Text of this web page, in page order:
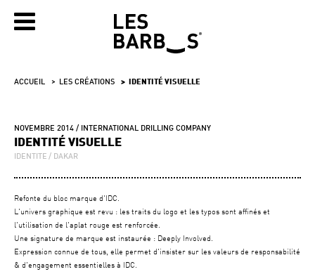
ACCUEIL LES CRÉATIONS IDENTITÉ VISUELLE
NOVEMBRE 2014 INTERNATIONAL DRILLING COMPANY
IDENTITÉ VISUELLE
IDENTITE DAKAR
Refonte du bloc marque d'IDC.
L'univers graphique est revu : les traits du logo et les typos sont affinés et
l'utilisation de l'aplat rouge est renforcée.
Une signature de marque est instaurée : Deeply Involved.
Expression connue de tous, elle permet d'insister sur les valeurs de responsabilité
& d'engagement essentielles à IDC.